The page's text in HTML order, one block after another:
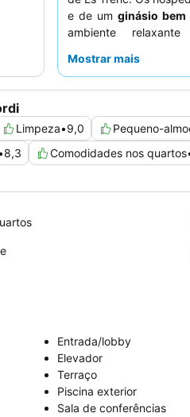
e de um ginásio bem
ambiente
as ofertas culinárias
solicitar um quarto
Mostrar mais
Limpeza•9,0 Pequeno-
8,3 Comodidades nos quartos
Entrada/lobby
Elevador
Terraço
Piscina exterior
Sala de conferências